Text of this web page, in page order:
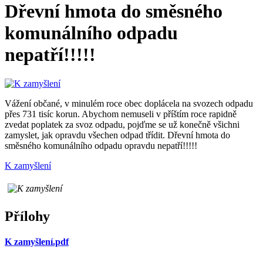
Dřevní hmota do směsného
komunálního odpadu
nepatří!!!!!
Vážení občané, v minulém roce obec doplácela na svozech odpadu
přes 731 tisíc korun. Abychom nemuseli v příštím roce rapidně
zvedat poplatek za svoz odpadu, pojďme se už konečně všichni
zamyslet, jak opravdu všechen odpad třídit. Dřevní hmota do
směsného komunálního odpadu opravdu nepatří!!!!!
K zamyšlení
Přílohy
K zamyšlení.pdf